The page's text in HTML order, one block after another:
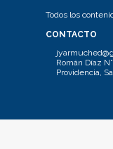
Todos los
CONTACTO
Román Díaz
Providencia,